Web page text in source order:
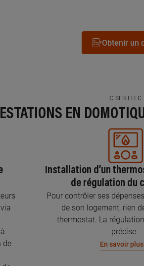
Obtenir un
C SEB ELEC
EN
de
Installation d’un
de régulation du
Pour contrôler ses
de son logement, rien
thermostat. La
précise.
En savoir plus